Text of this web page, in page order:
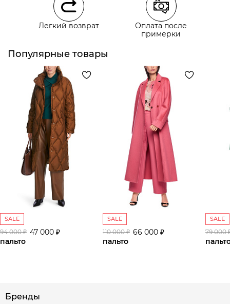
Самовывоз из пункта выдачи СДЭК
Легкий возврат
Оплата после
примерки
Популярные товары
SALE
94 000 ₽ 47 000 ₽
пальто
SALE
110 000 ₽ 66 000 ₽
пальто
SALE
79 000
Бренды